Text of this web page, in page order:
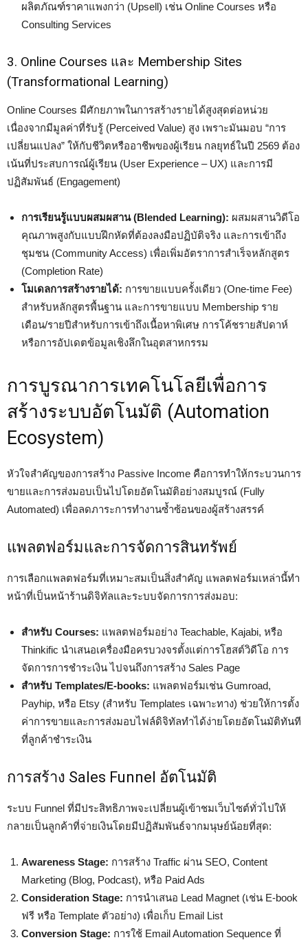
ผลิตภัณฑ์ราคาแพงกว่า (Upsell) เช่น Online Courses หรือ
Consulting Services
3. Online Courses และ Membership Sites
(Transformational Learning)
Online Courses มีศักยภาพในการสร้างรายได้สูงสุดต่อหน่วย
เนื่องจากมีมูลค่าที่รับรู้ (Perceived Value) สูง เพราะมันมอบ “การ
เปลี่ยนแปลง” ให้กับชีวิตหรืออาชีพของผู้เรียน กลยุทธ์ในปี 2569 ต้อง
เน้นที่ประสบการณ์ผู้เรียน (User Experience – UX) และการมี
ปฏิสัมพันธ์ (Engagement)
การเรียนรู้แบบผสมผสาน (Blended Learning): ผสมผสานวิดีโอ
คุณภาพสูงกับแบบฝึกหัดที่ต้องลงมือปฏิบัติจริง และการเข้าถึง
ชุมชน (Community Access) เพื่อเพิ่มอัตราการสำเร็จหลักสูตร
(Completion Rate)
โมเดลการสร้างรายได้: การขายแบบครั้งเดียว (One-time Fee)
สำหรับหลักสูตรพื้นฐาน และการขายแบบ Membership ราย
เดือน/รายปีสำหรับการเข้าถึงเนื้อหาพิเศษ การโค้ชรายสัปดาห์
หรือการอัปเดตข้อมูลเชิงลึกในอุตสาหกรรม
การบูรณาการเทคโนโลยีเพื่อการ
สร้างระบบอัตโนมัติ (Automation
Ecosystem)
หัวใจสำคัญของการสร้าง Passive Income คือการทำให้กระบวนการ
ขายและการส่งมอบเป็นไปโดยอัตโนมัติอย่างสมบูรณ์ (Fully
Automated) เพื่อลดภาระการทำงานซ้ำซ้อนของผู้สร้างสรรค์
แพลตฟอร์มและการจัดการสินทรัพย์
การเลือกแพลตฟอร์มที่เหมาะสมเป็นสิ่งสำคัญ แพลตฟอร์มเหล่านี้ทำ
หน้าที่เป็นหน้าร้านดิจิทัลและระบบจัดการการส่งมอบ:
สำหรับ Courses: แพลตฟอร์มอย่าง Teachable, Kajabi, หรือ
Thinkific นำเสนอเครื่องมือครบวงจรตั้งแต่การโฮสต์วิดีโอ การ
จัดการการชำระเงิน ไปจนถึงการสร้าง Sales Page
สำหรับ Templates/E-books: แพลตฟอร์มเช่น Gumroad,
Payhip, หรือ Etsy (สำหรับ Templates เฉพาะทาง) ช่วยให้การตั้ง
ค่าการขายและการส่งมอบไฟล์ดิจิทัลทำได้ง่ายโดยอัตโนมัติทันที
ที่ลูกค้าชำระเงิน
การสร้าง Sales Funnel อัตโนมัติ
ระบบ Funnel ที่มีประสิทธิภาพจะเปลี่ยนผู้เข้าชมเว็บไซต์ทั่วไปให้
กลายเป็นลูกค้าที่จ่ายเงินโดยมีปฏิสัมพันธ์จากมนุษย์น้อยที่สุด:
Awareness Stage: การสร้าง Traffic ผ่าน SEO, Content
Marketing (Blog, Podcast), หรือ Paid Ads
Consideration Stage: การนำเสนอ Lead Magnet (เช่น E-book
ฟรี หรือ Template ตัวอย่าง) เพื่อเก็บ Email List
Conversion Stage: การใช้ Email Automation Sequence ที่